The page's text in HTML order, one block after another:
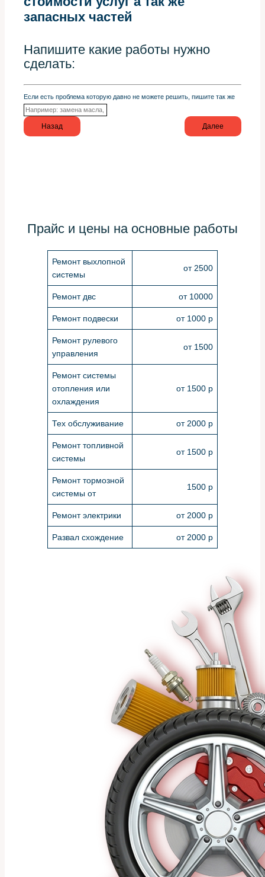
запасных частей
Напишите какие работы нужно
сделать:
Если есть проблема которую давно не можете решить, пишите так же
Назад Далее
Прайс и цены на основные работы
Ремонт выхлопной
системы
от 2500
Ремонт двс от 10000
Ремонт подвески от 1000 р
Ремонт рулевого
управления
от 1500
Ремонт системы
отопления или
охлаждения
от 1500 р
Тех обслуживание от 2000 р
Ремонт топливной
системы
от 1500 р
Ремонт тормозной
системы от
1500 р
Ремонт электрики от 2000 р
Развал схождение от 2000 р